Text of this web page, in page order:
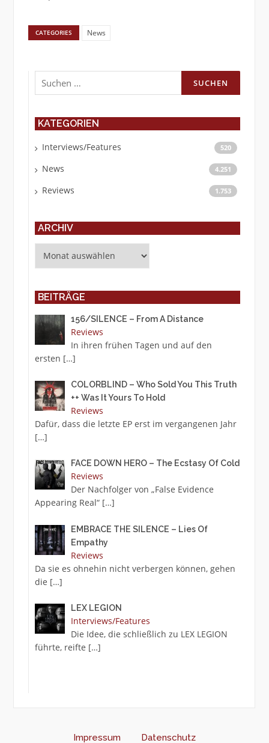
CATEGORIES News
Suchen
nach:
KATEGORIEN
Interviews/Features 520
News 4.251
Reviews 1.753
ARCHIV
BEITRÄGE
156/SILENCE – From A Distance
Reviews
In ihren frühen Tagen und auf den
ersten […]
COLORBLIND – Who Sold You This Truth
++ Was It Yours To Hold
Reviews
Dafür, dass die letzte EP erst im vergangenen Jahr
[…]
FACE DOWN HERO – The Ecstasy Of Cold
Reviews
Der Nachfolger von „False Evidence
Appearing Real“ […]
EMBRACE THE SILENCE – Lies Of
Empathy
Reviews
Da sie es ohnehin nicht verbergen können, gehen
die […]
LEX LEGION
Interviews/Features
Die Idee, die schließlich zu LEX LEGION
führte, reifte […]
Impressum Datenschutz